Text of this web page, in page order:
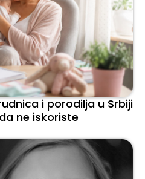
i porodilja u Srbiji
ne iskoriste